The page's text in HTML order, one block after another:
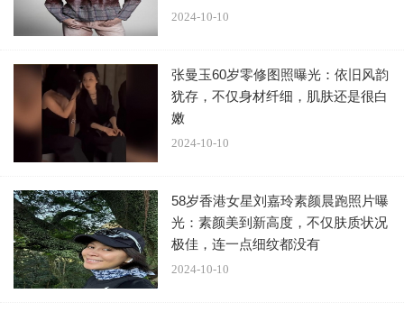
回到作品，刘宰明表示两人通过翻译、身体语言沟通交
待，像是这次饰演重刑犯“金国浩”，这样的反派角色让他压
力很大，在现场与导演讨论非常多，为了动作戏也努力练习
拳击、跑步，更透露会在聚餐时研究剧本，希望能够带给大
家好的作品。 《无路可走：轮盘赌》已在Disney+上线。
2024-10-10
张曼玉60岁零修图照曝光：依旧风韵
犹存，不仅身材纤细，肌肤还是很白
嫩
2024-10-10
58岁香港女星刘嘉玲素颜晨跑照片曝
光：素颜美到新高度，不仅肤质状况
极佳，连一点细纹都没有
2024-10-10